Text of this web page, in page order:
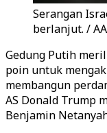
Serangan
berlanjut. / AA
Gedung Putih
poin untuk
membangun
AS Donald Trump
Benjamin